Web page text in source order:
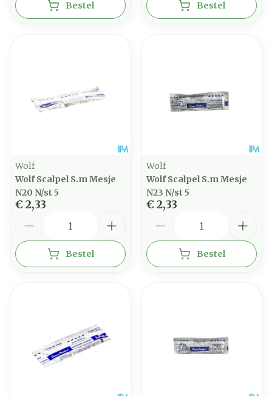
Bestel Bestel
Wolf
Wolf Scalpel S.m Mesje
N20 N/st 5
€ 2,33
Bestel
Wolf
Wolf Scalpel S.m Mesje
N23 N/st 5
€ 2,33
Bestel